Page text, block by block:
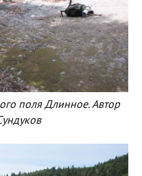
поля Длинное. Автор